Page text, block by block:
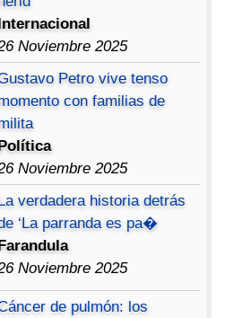
Internacional
Noviembre 2025
Petro vive tenso
con familias de
Política
Noviembre 2025
La verdadera historia detrás
‘La parranda es pa�
Farandula
Noviembre 2025
de pulmón: los